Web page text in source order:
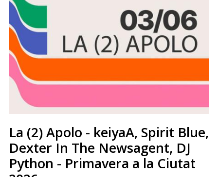
La (2) Apolo - keiyaA, Spirit Blue,
Dexter In The Newsagent, DJ
Python - Primavera a la Ciutat